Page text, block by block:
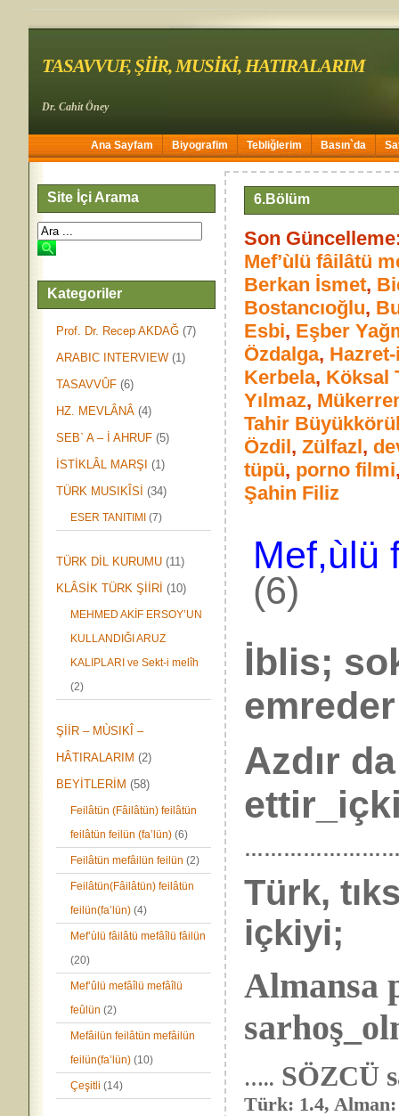
TASAVVUF, ŞİİR, MUSİKİ, HATIRALARIM
Dr. Cahit Öney
Ana Sayfam Biyografim Tebliğlerim Basın`da
Site İçi Arama
Kategoriler
Prof. Dr. Recep AKDAĞ (7)
ARABIC INTERVIEW (1)
TASAVVÛF (6)
HZ. MEVLÂNÂ (4)
SEB` A – İ AHRUF (5)
İSTİKLÂL MARŞI (1)
TÜRK MUSIKÎSİ (34)
ESER TANITIMI (7)
TÜRK DİL KURUMU (11)
KLÂSİK TÜRK ŞİİRİ (10)
MEHMED AKİF ERSOY’UN
KULLANDIĞI ARUZ
KALIPLARI ve Sekt-i melîh
(2)
ŞİİR – MÙSIKÎ –
HÂTIRALARIM (2)
BEYİTLERİM (58)
Feilâtün (Fâilâtün) feilâtün
feilâtün feilün (fa’lün) (6)
Feilâtün mefâilün feilün (2)
Feilâtün(Fâilâtün) feilâtün
feilün(fa’lün) (4)
Mef’ùlü fâilâtü mefâîlü fâilün
(20)
Mef’ûlü mefâîlü mefâîlü
feûlün (2)
Mefâilün feilâtün mefâilün
feilün(fa’lün) (10)
Çeşitli (14)
6.Bölüm
Son
Mef’ùlü fâilâtü
Berkan İsmet,
Bostancıoğlu,
Esbi, Eşber
Özdalga,
Kerbela, Köksal
Yılmaz,
Tahir
Özdil,Zülfazl,
tüpü, porno filmi
Şahin Filiz
Mef,ùlü
(6)
İblis;
Azdır
Türk,
içkiyi;
Almansa
….. SÖZCÜ
Türk: 1.4,